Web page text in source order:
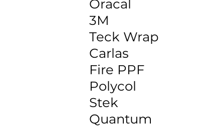
Oracal
3M
Teck Wrap
Carlas
Fire PPF
Polycol
Stek
Quantum